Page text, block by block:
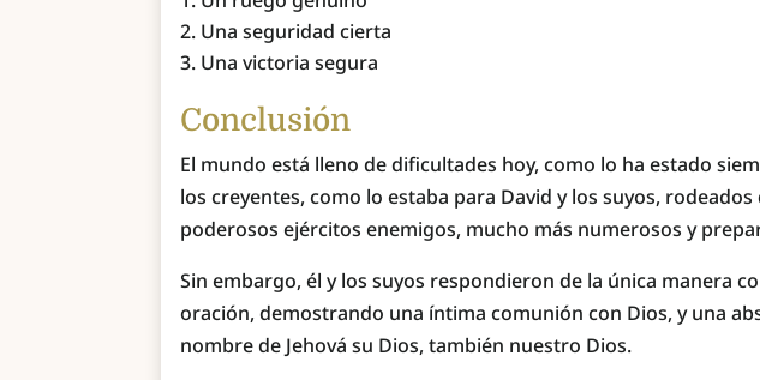
Una seguridad cierta
Una victoria segura
Conclusión
El mundo está lleno de dificultades hoy, como lo ha estado
los creyentes, como lo estaba para David y los suyos,
poderosos ejércitos enemigos, mucho más numerosos y
Sin embargo, él y los suyos respondieron de la única manera
oración, demostrando una íntima comunión con Dios, y una
nombre de Jehová su Dios, también nuestro Dios.